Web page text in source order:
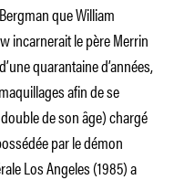
que William
incarnerait le père Merrin
quarantaine d’années,
afin de se
de son âge) chargé
par le démon
Los Angeles(1985) a